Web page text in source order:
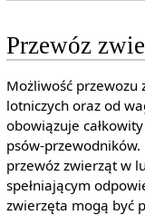
Przewóz
Możliwość przewozu
lotniczych oraz od
obowiązuje
psów-
przewóz zwierząt w
spełniającym
zwierzęta mogą być